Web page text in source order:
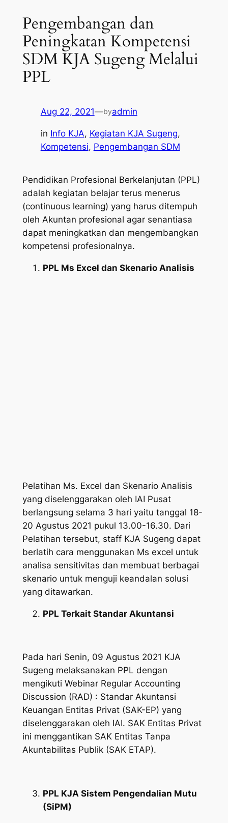
Pengembangan dan
Peningkatan Kompetensi
SDM KJA Sugeng Melalui
PPL
Aug 22, 2021—byadmin
in Info KJA, Kegiatan KJA Sugeng
Kompetensi, Pengembangan SDM
Pendidikan Profesional Berkelanjutan (PPL)
adalah kegiatan belajar terus menerus
(continuous learning) yang harus ditempuh
oleh Akuntan profesional agar senantiasa
dapat meningkatkan dan mengembangkan
kompetensi profesionalnya.
PPL Ms Excel dan Skenario Analisis
Pelatihan Ms. Excel dan Skenario Analisis
yang diselenggarakan oleh IAI Pusat
berlangsung selama 3 hari yaitu tanggal 18-
20 Agustus 2021 pukul 13.00-16.30. Dari
Pelatihan tersebut, staff KJA Sugeng dapat
berlatih cara menggunakan Ms excel untuk
analisa sensitivitas dan membuat berbagai
skenario untuk menguji keandalan solusi
yang ditawarkan.
PPL Terkait Standar Akuntansi
Pada hari Senin, 09 Agustus 2021 KJA
Sugeng melaksanakan PPL dengan
mengikuti Webinar Regular Accounting
Discussion (RAD) : Standar Akuntansi
Keuangan Entitas Privat (SAK-EP) yang
diselenggarakan oleh IAI. SAK Entitas Privat
ini menggantikan SAK Entitas Tanpa
Akuntabilitas Publik (SAK ETAP).
PPL KJA Sistem Pengendalian Mutu
(SiPM)